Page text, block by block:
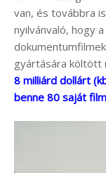
van, és továbbra
nyilvánvaló, hogy
gyártására költött
8 milliárd dollárt
benne 80 saját